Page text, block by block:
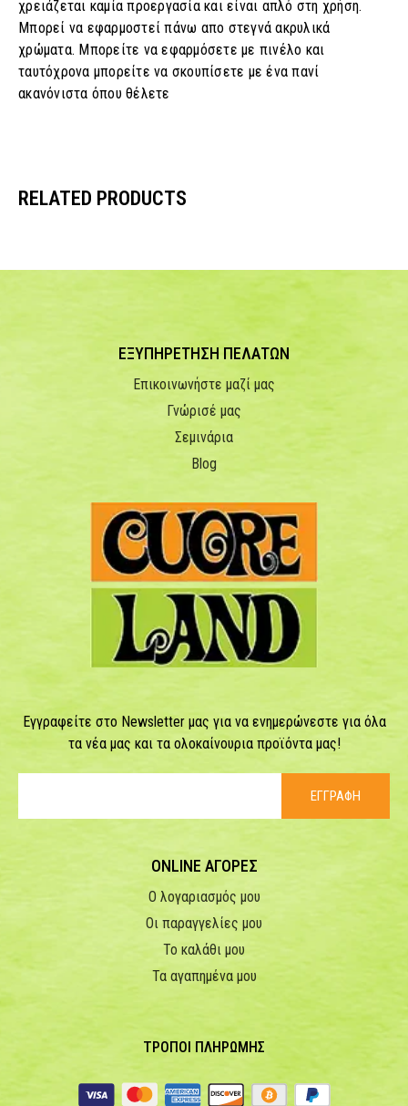
χρειάζεται καμία προεργασία και είναι απλό στη χρήση.
Μπορεί να εφαρμοστεί πάνω απο στεγνά ακρυλικά
χρώματα. Μπορείτε να εφαρμόσετε με πινέλο και
ταυτόχρονα μπορείτε να σκουπίσετε με ένα πανί
ακανόνιστα όπου θέλετε
RELATED PRODUCTS
ΕΞΥΠΗΡΕΤΗΣΗ ΠΕΛΑΤΩΝ
Επικοινωνήστε μαζί μας
Γνώρισέ μας
Σεμινάρια
Blog
Εγγραφείτε στο Newsletter μας για να ενημερώνεστε για όλα
τα νέα μας και τα ολοκαίνουρια προϊόντα μας!
ΕΓΓΡΑΦΗ
ONLINE ΑΓΟΡΕΣ
Ο λογαριασμός μου
Οι παραγγελίες μου
Το καλάθι μου
Τα αγαπημένα μου
ΤΡΟΠΟΙ ΠΛΗΡΩΜΗΣ